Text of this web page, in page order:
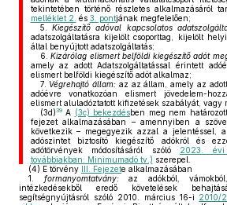
tekintetében történő részletes alkalmazásáról
melléklet 2. és 3. pontjának megfelelően;
5.
Kiegészítő adóval kapcsolatos
adatszolgáltatásra kijelölt csoporttag, kijelölt
által benyújtott adatszolgáltatás;
6. Kizárólag elismert belföldi kiegészítő adót
amely az adott Adatszolgáltatással érintett
elismert belföldi kiegészítő adót alkalmaz;
7. Végrehajtó állam: az az állam, amely az
adóévre vonatkozóan elismert jövedelem-
elismert aluladóztatott kifizetések szabályát, vagy
(3d)39A (3c) bekezdésben meg nem
fejezet alkalmazásában – amennyiben a
következik – megegyezik azzal a jelentéssel,
adószintet biztosító kiegészítő adókról és
adótörvények módosításáról szóló 2023. évi
továbbiakban: Minimumadó tv.) szerepel.
(4) E törvény III. Fejezete alkalmazásában
1.
formanyomtatvány:az adókból,
intézkedésekből eredő követelések
segítségnyújtásról szóló 2010. március 16-i 2010/